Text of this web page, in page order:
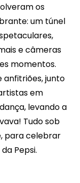
os
um túnel
e câmeras
momentos.
anfitriões, junto
em
levando a
Tudo sob
para celebrar
Pepsi.